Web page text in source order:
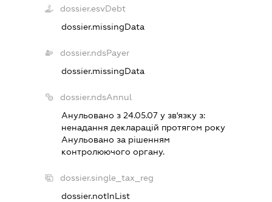
dossier.esvDebt
dossier.missingData
dossier.ndsPayer
dossier.missingData
dossier.ndsAnnul
Анульовано з 24.05.07 у зв'язку з:
ненадання декларацiй протягом року
Анульовано за рiшенням
контролюючого органу.
dossier.single_tax_reg
dossier.notInList